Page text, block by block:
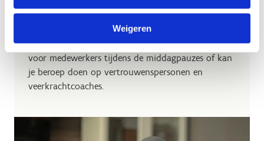
Weigeren
oprecht de grootste aandacht aan haar
Zo worden er bijvoorbeeld sportlessen georganiseerd
voor medewerkers tijdens de middagpauzes of kan
je beroep doen op vertrouwenspersonen en
veerkrachtcoaches.